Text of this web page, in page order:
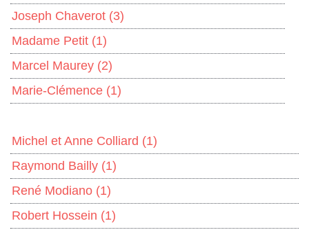
Joseph Chaverot (3)
Madame Petit (1)
Marcel Maurey (2)
Marie-Clémence (1)
Michel et Anne Colliard (1)
Raymond Bailly (1)
René Modiano (1)
Robert Hossein (1)